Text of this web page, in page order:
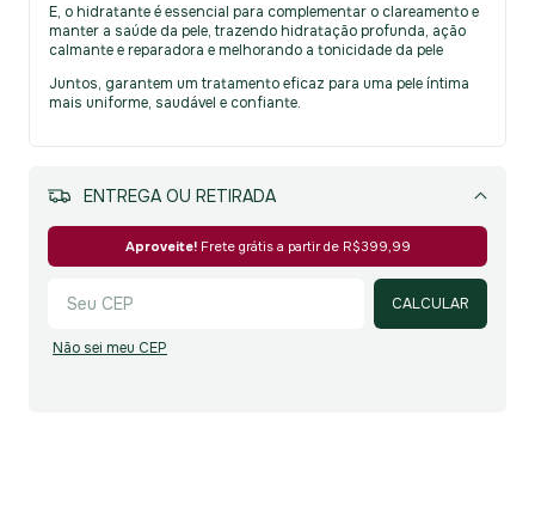
E, o hidratante é essencial para complementar o clareamento e
manter a saúde da pele, trazendo hidratação profunda, ação
calmante e reparadora e melhorando a tonicidade da pele
Juntos, garantem um tratamento eficaz para uma pele íntima
mais uniforme, saudável e confiante.
MEIOS DE ENVIO
Alterar CEP
Aproveite!Frete grátis a partir de R$399,99
CALCULAR
Não sei meu CEP